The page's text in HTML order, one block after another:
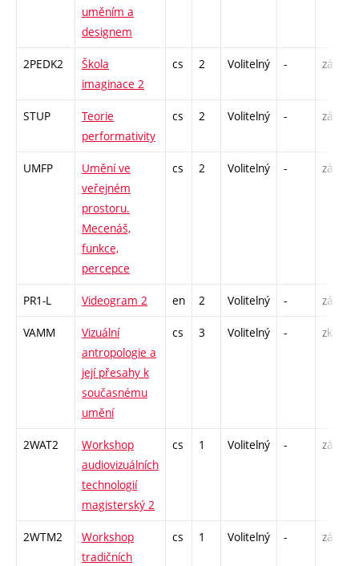
uměním a
designem
2PEDK2
Škola
imaginace 2
cs 2 Volitelný - zá
STUP
Teorie
performativity
cs 2 Volitelný - zá
UMFP
Umění ve
veřejném
prostoru.
Mecenáš,
funkce,
percepce
cs 2 Volitelný - zá
PR1-L Videogram 2 en 2 Volitelný - zá
VAMM
Vizuální
antropologie a
její přesahy k
současnému
umění
cs 3 Volitelný - zk
2WAT2
Workshop
audiovizuálních
technologií
magisterský 2
cs 1 Volitelný - zá
2WTM2
Workshop
tradičních
cs 1 Volitelný - zá